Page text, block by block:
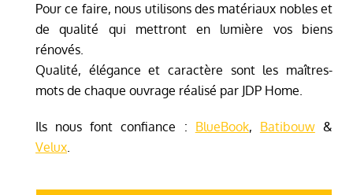
Pour ce faire, nous utilisons des matériaux nobles et
de qualité qui mettront en lumière vos biens
rénovés.
Qualité, élégance et caractère sont les maîtres-
mots de chaque ouvrage réalisé par JDP Home.
Ils nous font confiance : BlueBook, Batibouw&
Velux.